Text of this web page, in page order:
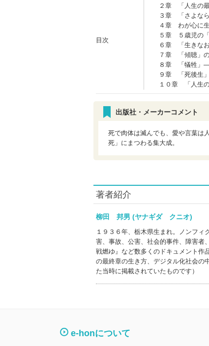
目次
２章 「人生の
３章 「さよな
４章 わが心に生
５章 ５歳児の
６章 「生きな
７章 「傾聴」
８章 「犠牲」―
９章 「死後生
１０章 「人生
出版社・メーカーコメント
死で肉体は滅んでも、愛や言葉は
死」にまつわる集大成。
著者紹介
柳田 邦男 (ヤナギダ クニオ)
１９３６年、栃木県生まれ。ノンフィ
害、事故、公害、社会的事件、障害者
戦燃ゆ』など数多くのドキュメント作
の最終章の生き方、デジタル化社会の
た当時に掲載されていたものです）
e-honについて